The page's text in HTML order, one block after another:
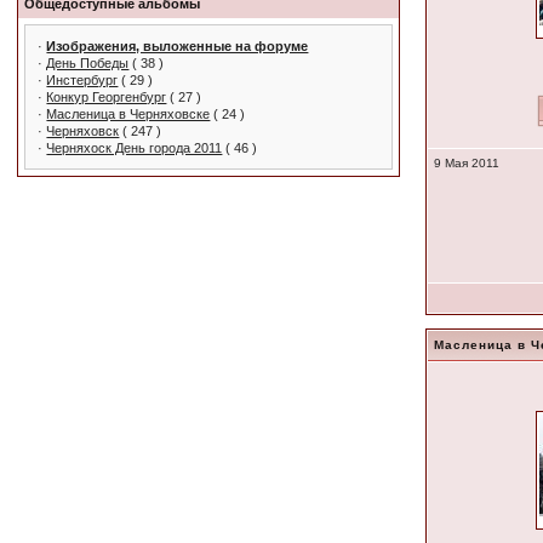
Общедоступные альбомы
·Изображения, выложенные на форуме
· День Победы ( 38 )
· Инстербург ( 29 )
· Конкур Георгенбург ( 27 )
· Масленица в Черняховске ( 24 )
·Черняховск ( 247 )
·Черняхоск День города 2011 ( 46 )
9 Мая 2011
Масленица в